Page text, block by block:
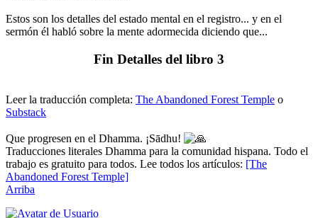
Estos son los detalles del estado mental en el registro... y en el
sermón él habló sobre la mente adormecida diciendo que...
Fin Detalles del libro 3
Leer la traducción completa: The Abandoned Forest Temple o
Substack
Que progresen en el Dhamma. ¡Sādhu!
Traducciones literales Dhamma para la comunidad hispana. Todo el
trabajo es gratuito para todos. Lee todos los artículos: [The
Abandoned Forest Temple]
Arriba